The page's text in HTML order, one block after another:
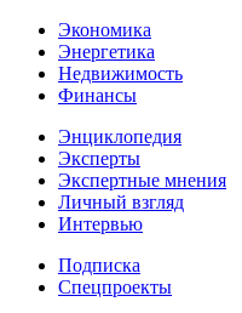
Экономика
Энергетика
Недвижимость
Финансы
Энциклопедия
Эксперты
Экспертные мнения
Личный взгляд
Интервью
Подписка
Спецпроекты